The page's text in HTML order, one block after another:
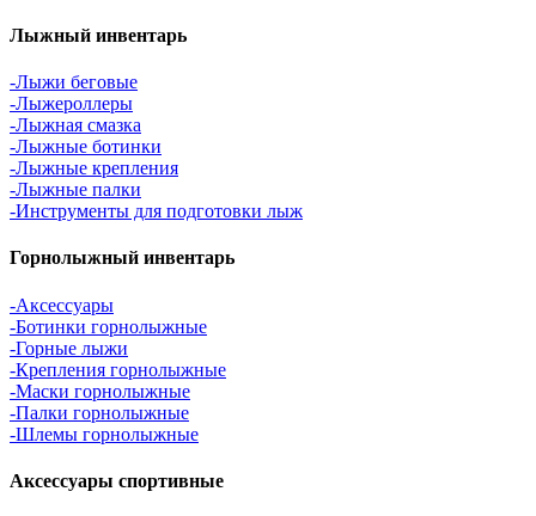
Лыжный инвентарь
-Лыжи беговые
-Лыжероллеры
-Лыжная смазка
-Лыжные ботинки
-Лыжные крепления
-Лыжные палки
-Инструменты для подготовки лыж
Горнолыжный инвентарь
-Аксессуары
-Ботинки горнолыжные
-Горные лыжи
-Крепления горнолыжные
-Маски горнолыжные
-Палки горнолыжные
-Шлемы горнолыжные
Аксессуары спортивные